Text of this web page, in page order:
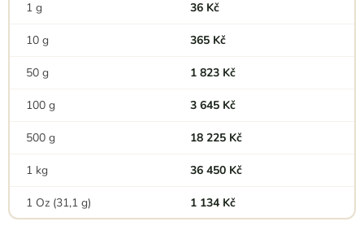
1 g 36 Kč
10 g 365 Kč
50 g 1 823 Kč
100 g 3 645 Kč
500 g 18 225 Kč
1 kg 36 450 Kč
1 Oz (31,1 g) 1 134 Kč